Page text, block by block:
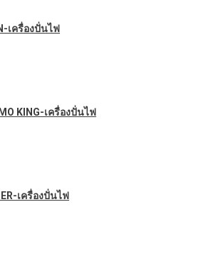
เครื่องปั่นไฟ
KING-เครื่องปั่นไฟ
เครื่องปั่นไฟ